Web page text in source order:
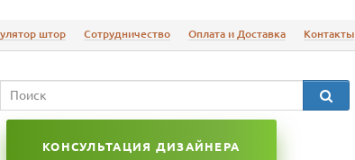
штор Сотрудничество Оплата и Доставка Контакты
КОНСУЛЬТАЦИЯ ДИЗАЙНЕРА